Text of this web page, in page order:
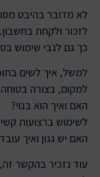
לא מדובר בהיבט
לזכור ולקחת בחשבון.
כך גם לגבי שימוש
למשל, איך לשים
למקום, בצורה
האם ואיך הוא בנוי?
לשימוש ברצועות
האם יש גגון ואיך
עוד נזכיר בהקשר זה,